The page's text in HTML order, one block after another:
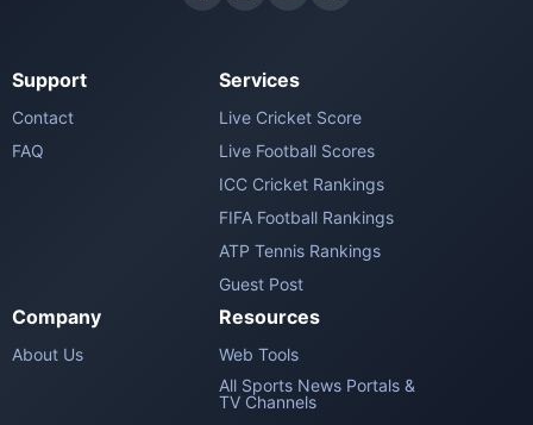
Support
Contact
FAQ
Services
Live Cricket Score
Live Football Scores
ICC Cricket Rankings
FIFA Football Rankings
ATP Tennis Rankings
Guest Post
Company
About Us
Resources
Web Tools
All Sports News Portals &
TV Channels